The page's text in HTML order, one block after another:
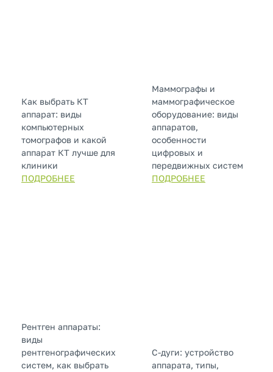
Как выбрать КТ
аппарат: виды
компьютерных
томографов и какой
аппарат КТ лучше для
клиники
ПОДРОБНЕЕ
Маммографы и
маммографическое
оборудование: виды
аппаратов,
особенности
цифровых и
передвижных систем
ПОДРОБНЕЕ
Рентген аппараты:
виды
рентгенографических
систем, как выбрать
С-дуги: устройство
аппарата, типы,